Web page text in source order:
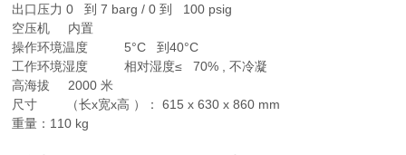
出口压力 0 到 7 barg / 0 到 100 psig
空压机 内置
操作环境温度 5°C 到40°C
工作环境湿度 相对湿度≤ 70% , 不冷凝
高海拔 2000 米
尺寸 （长x宽x高 ）： 615 x 630 x 860 mm
重量：110 kg